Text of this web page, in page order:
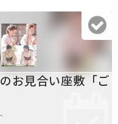
お見合い座敷「ご